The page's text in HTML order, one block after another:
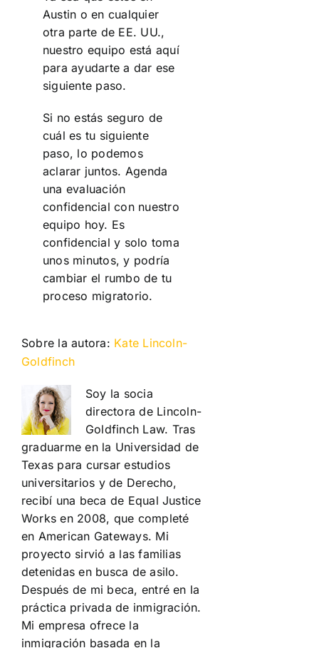
Austin o en cualquier
otra parte de EE. UU.,
nuestro equipo está aquí
para ayudarte a dar ese
siguiente paso.
Si no estás seguro de
cuál es tu siguiente
paso, lo podemos
aclarar juntos. Agenda
una evaluación
confidencial con nuestro
equipo hoy. Es
confidencial y solo toma
unos minutos, y podría
cambiar el rumbo de tu
proceso migratorio.
Sobre la autora: Kate Lincoln-
Goldfinch
Soy la socia
directora de Lincoln-
Goldfinch Law. Tras
graduarme en la Universidad de
Texas para cursar estudios
universitarios y de Derecho,
recibí una beca de Equal Justice
Works en 2008, que completé
en American Gateways. Mi
proyecto sirvió a las familias
detenidas en busca de asilo.
Después de mi beca, entré en la
práctica privada de inmigración.
Mi empresa ofrece la
inmigración basada en la